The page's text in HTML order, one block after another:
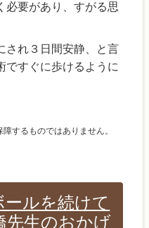
必要があり、すがる思
され３日間安静、と言
ですぐに歩けるように
するものではありません。
ルを続けて
先生のおかげ